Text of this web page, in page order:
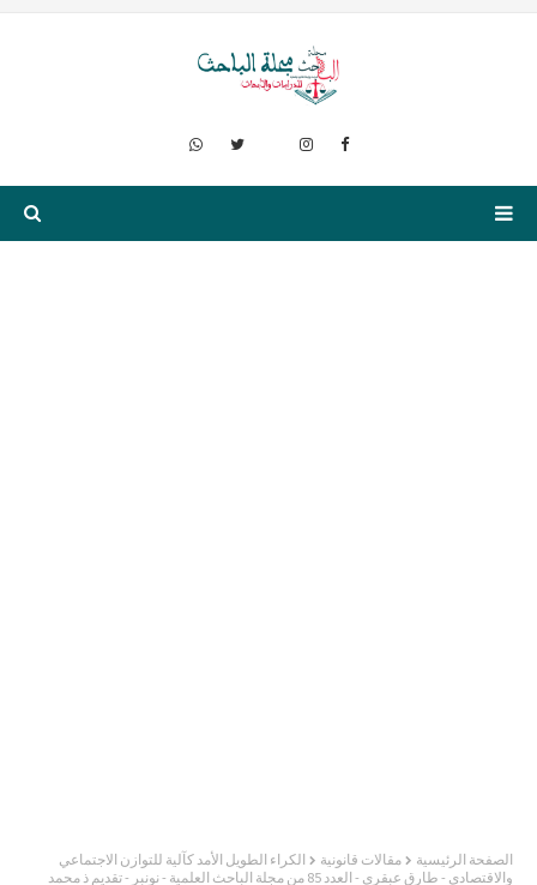
الصفحة الرئيسية مقالات قانونية
الكراء الطويل الأمد كآلية للتوازن الاجتماعي
والاقتصادي - طارق عبقري - العدد 85 من مجلة الباحث العلمية - نونبر - تقديم ذ محمد